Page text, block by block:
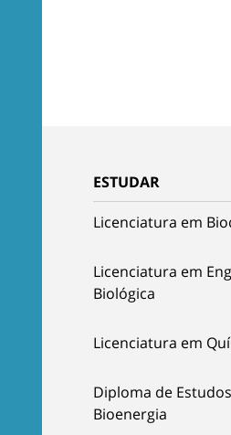
ESTUDAR
Licenciatura em
Licenciatura em
Biológica
Licenciatura em
Diploma de
Bioenergia